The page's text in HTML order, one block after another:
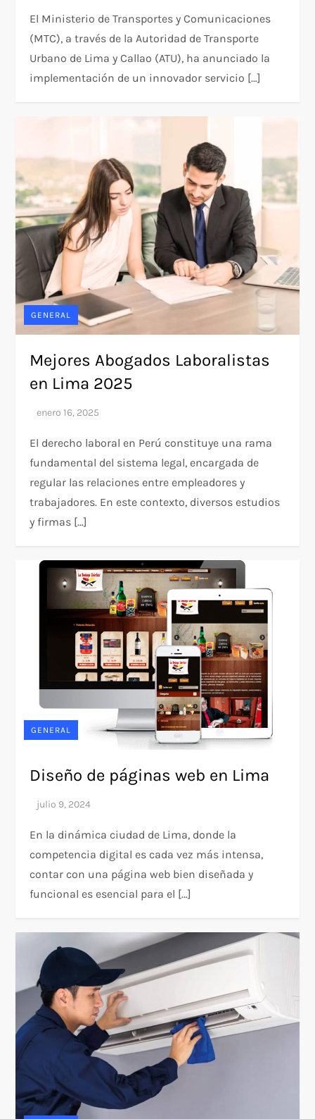
El Ministerio de Transportes y Comunicaciones
(MTC), a través de la Autoridad de Transporte
Urbano de Lima y Callao (ATU), ha anunciado la
implementación de un innovador servicio […]
GENERAL
Mejores Abogados Laboralistas
en Lima 2025
El derecho laboral en Perú constituye una rama
fundamental del sistema legal, encargada de
regular las relaciones entre empleadores y
trabajadores. En este contexto, diversos estudios
y firmas […]
GENERAL
Diseño de páginas web en Lima
En la dinámica ciudad de Lima, donde la
competencia digital es cada vez más intensa,
contar con una página web bien diseñada y
funcional es esencial para el […]